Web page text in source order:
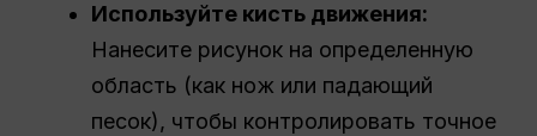
Используйте кисть движения:
Нанесите рисунок на определенную
область (как нож или падающий
песок), чтобы контролировать точное